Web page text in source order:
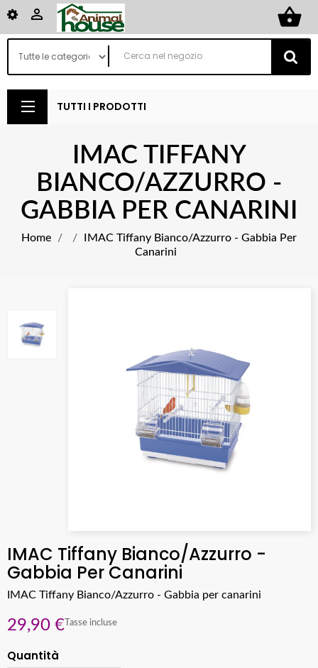
shopping_basket

TUTTI I PRODOTTI
IMAC TIFFANY
BIANCO/AZZURRO -
GABBIA PER CANARINI
Home
IMAC Tiffany Bianco/Azzurro - Gabbia Per
Canarini
IMAC Tiffany Bianco/Azzurro -
Gabbia Per Canarini
IMAC Tiffany Bianco/Azzurro - Gabbia per canarini
29,90 € Tasse incluse
Quantità